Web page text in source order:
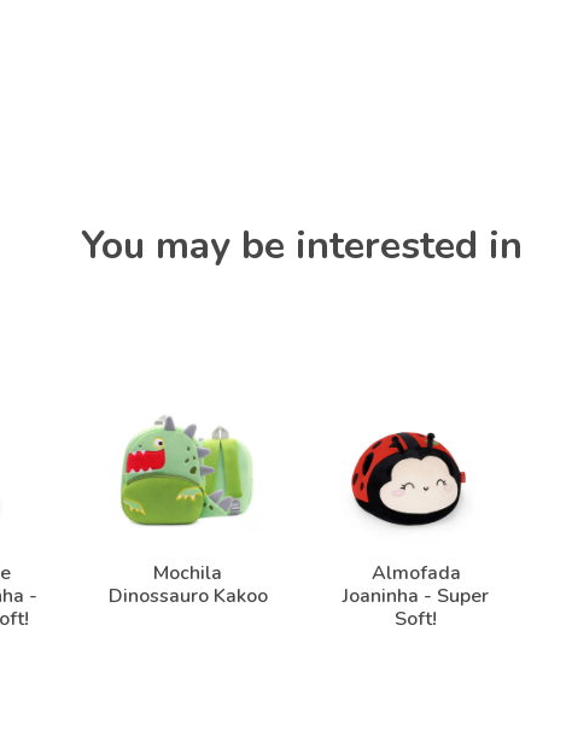
You may be interested in
-
Mochila
Dinossauro Kakoo
Almofada
Joaninha - Super
Soft!